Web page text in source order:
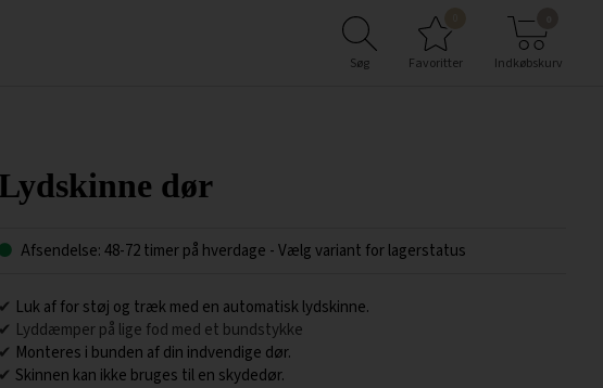
Søg Favoritter Indkøbskurv
Lydskinne dør
Afsendelse: 48-72 timer på hverdage - Vælg variant for lagerstatus
✔ Luk af for støj og træk med en automatisk lydskinne.
✔ Lyddæmper på lige fod med et bundstykke
✔ Monteres i bunden af din indvendige dør.
✔ Skinnen kan ikke bruges til en skydedør.